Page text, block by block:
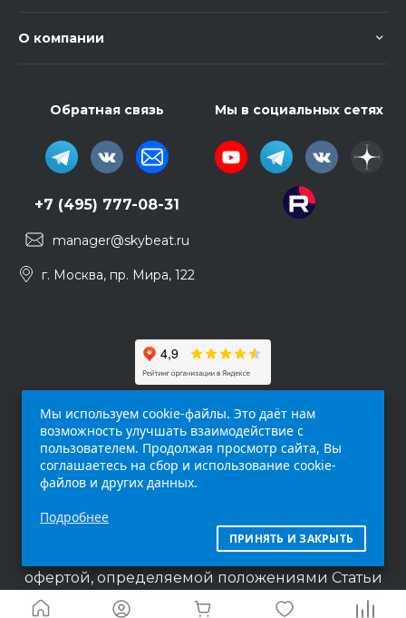
О компании
Обратная связь
+7 (495) 777-08-31
manager@skybeat.ru
г. Москва, пр. Мира, 122
Мы в социальных сетях
интернет-сайт (
исключительно информационный характер и
ни при каких условиях не является публичной
офертой, определяемой положениями Статьи
437 п.2 Гражданского кодекса Российской
Мы используем cookie-файлы. Это даёт нам
возможность улучшать взаимодействие с
пользователем. Продолжая просмотр сайта, Вы
соглашаетесь на сбор и использование cookie-
файлов и других данных.
Подробнее
ПРИНЯТЬ И ЗАКРЫТЬ